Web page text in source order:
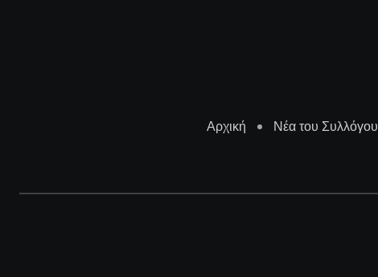
Αρχική Νέα του Συλλόγου